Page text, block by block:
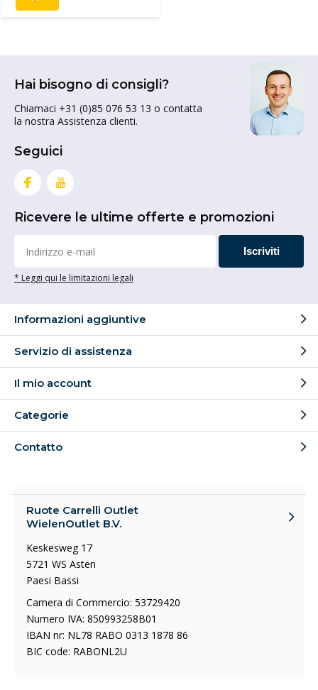
Hai bisogno di consigli?
Chiamaci +31 (0)85 076 53 13 o contatta
la nostra Assistenza clienti.
Seguici
Ricevere le ultime offerte e promozioni
Iscriviti
* Leggi qui le limitazioni legali
Informazioni aggiuntive
Servizio di assistenza
Il mio account
Categorie
Contatto
Ruote Carrelli Outlet
WielenOutlet B.V.
Keskesweg 17
5721 WS Asten
Paesi Bassi
Camera di Commercio: 53729420
Numero IVA: 850993258B01
IBAN nr: NL78 RABO 0313 1878 86
BIC code: RABONL2U